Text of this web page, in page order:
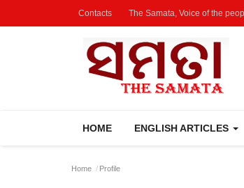
Contacts The Samata, Voice of the
HOME ENGLISH ARTICLES
Home Profile